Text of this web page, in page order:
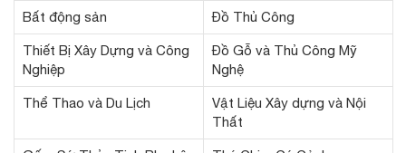
Bất động sản Đồ Thủ Công
Thiết Bị Xây Dựng và Công
Nghiệp
Đồ Gỗ và Thủ Công Mỹ
Nghệ
Thể Thao và Du Lịch
Vật Liệu Xây dựng và Nội
Thất